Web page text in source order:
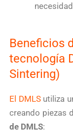
Beneficios
tecnología
Sintering)
El DMLSutiliza
creando piezas
de DMLS: